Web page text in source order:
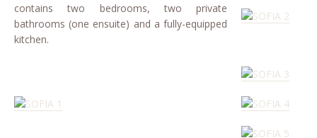
contains two bedrooms, two private
bathrooms (one ensuite) and a fully-equipped
kitchen.